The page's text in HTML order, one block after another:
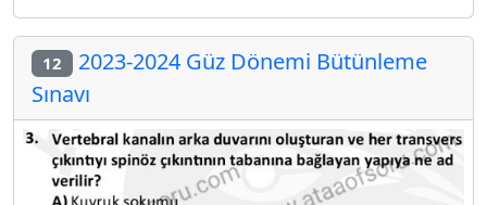
12 2023-2024 Güz Dönemi Bütünleme
Sınavı